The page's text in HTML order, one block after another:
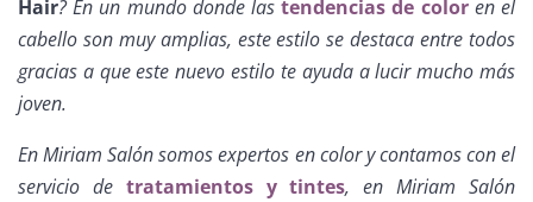
Hair? En un mundo donde lastendencias de coloren el
cabello son muy amplias, este estilo se destaca entre todos
gracias a que este nuevo estilo te ayuda a lucir mucho más
joven.
En Miriam Salón somos expertos en color y contamos con el
servicio de tratamientos y tintes, en Miriam Salón